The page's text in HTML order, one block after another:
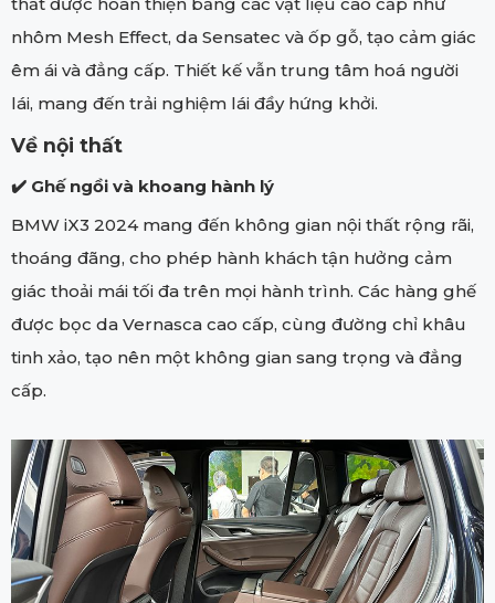
nhôm Mesh Effect, da Sensatec và ốp gỗ, tạo cảm giác
êm ái và đẳng cấp. Thiết kế vẫn trung tâm hoá người
lái, mang đến trải nghiệm lái đầy hứng khởi.
Về nội thất
✔️ Ghế ngồi và khoang hành lý
BMW iX3 2024 mang đến không gian nội thất rộng rãi,
thoáng đãng, cho phép hành khách tận hưởng cảm
giác thoải mái tối đa trên mọi hành trình. Các hàng ghế
được bọc da Vernasca cao cấp, cùng đường chỉ khâu
tinh xảo, tạo nên một không gian sang trọng và đẳng
cấp.